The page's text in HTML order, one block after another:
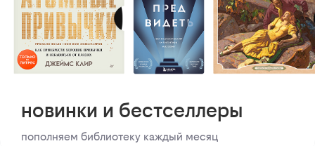
новинки и бестселлеры
пополняем библиотеку каждый месяц